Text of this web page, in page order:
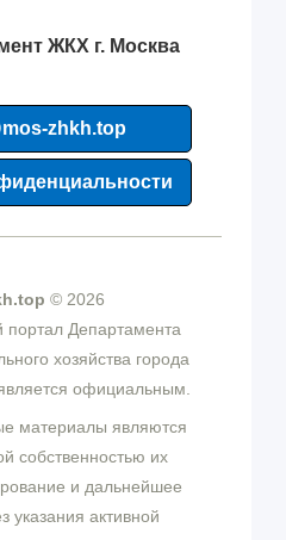
ЖКХ г. Москва
zhkh.top
© 2026
Департамента
хозяйства города
официальным.
материалы являются
собственностью их
и дальнейшее
указания активной